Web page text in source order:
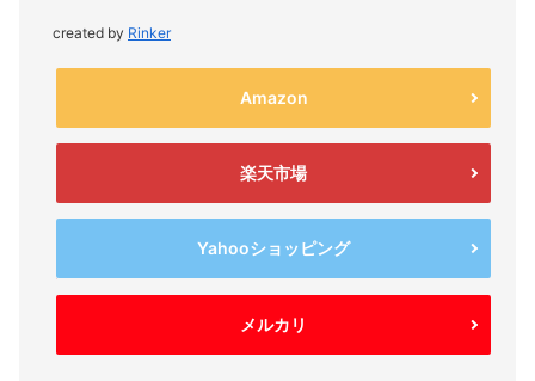
created by Rinker
Amazon
楽天市場
Yahooショッピング
メルカリ